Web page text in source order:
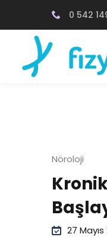
0 542
Nöroloji
27